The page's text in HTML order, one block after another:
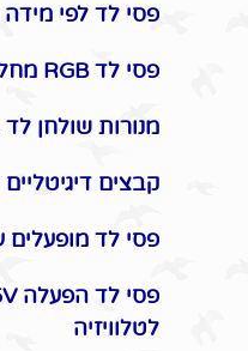
פסי לד לפי
פסי לד RGB מחליף צבעים לפי מידה
מנורות שולחן
קבצים
פסי לד מופעלים
לטלוויזיה